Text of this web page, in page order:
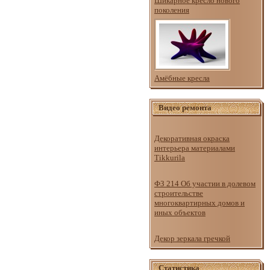
поколения
Амёбные кресла
Видео ремонта
Декоративная окраска
интерьера материалами
Tikkurila
ФЗ 214 Об участии в долевом
строительстве
многоквартирных домов и
иных объектов
Декор зеркала гречкой
Статистика